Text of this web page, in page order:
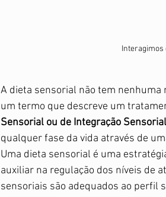
Interagimos
A dieta sensorial não tem
um termo que descreve um
Sensorial ou de Integração
qualquer fase da vida através de
Uma dieta sensorial é uma
auxiliar na regulação dos níveis de
sensoriais são adequados ao perfil